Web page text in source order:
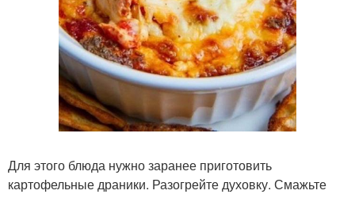
Для этого блюда нужно заранее приготовить
картофельные драники. Разогрейте духовку. Смажьте